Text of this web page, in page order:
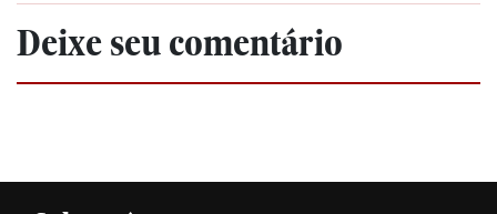
Deixe seu comentário